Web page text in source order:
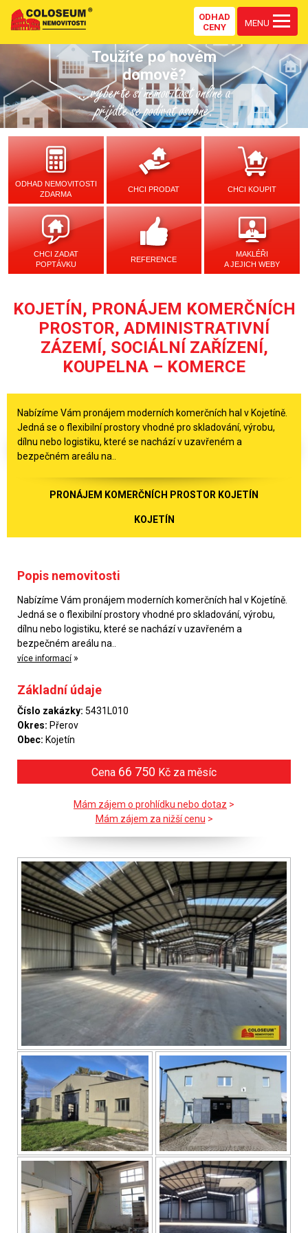
ODHAD
CENY
MENU
Toužíte po novém
domově?
...vyberte si nemovitost online a
přijďte se podívat osobně.
ODHAD NEMOVITOSTI
ZDARMA
CHCI PRODAT CHCI KOUPIT
CHCI ZADAT
POPTÁVKU
REFERENCE
MAKLÉŘI
A JEJICH WEBY
KOJETÍN, PRONÁJEM KOMERČNÍCH
PROSTOR, ADMINISTRATIVNÍ
ZÁZEMÍ, SOCIÁLNÍ ZAŘÍZENÍ,
KOUPELNA – KOMERCE
Nabízíme Vám pronájem moderních komerčních hal v Kojetíně.
Jedná se o flexibilní prostory vhodné pro skladování, výrobu,
dílnu nebo logistiku, které se nachází v uzavřeném a
bezpečném areálu na..
PRONÁJEM KOMERČNÍCH PROSTOR KOJETÍN
KOJETÍN
Popis nemovitosti
Nabízíme Vám pronájem moderních komerčních hal v Kojetíně.
Jedná se o flexibilní prostory vhodné pro skladování, výrobu,
dílnu nebo logistiku, které se nachází v uzavřeném a
bezpečném areálu na..
více informací »
Základní údaje
Číslo zakázky: 5431L010
Okres: Přerov
Obec: Kojetín
Cena 66 750 Kč za měsíc
Mám zájem o prohlídku nebo dotaz >
Mám zájem za nižší cenu >